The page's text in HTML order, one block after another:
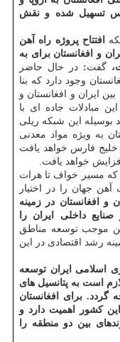
تسهیل شده و نقش
افتتاح پروژه راه آهن
و افغانستان برای به
گفت: در حال حاضر
وجود دارد که بنا
۱۸۰ هزار کامیون بین ایران و افغانستان و
مبادلات جاده ای با
این شبکه ریلی
به ویژه مواد معدنی
خلیج فارس خواهد یافت
خواهد یافت.
که مسیر خواف تا هرات
جهان را در اختیار
و افغانستان در زمینه
داخلی ایران را
موجب توسعه مناطق
رشد اقتصادی در این
اسلامی ایران توسعه
است به پتانسیل های
برای افغانستان
کشور اهمیت دارد و
بین دو منطقه را